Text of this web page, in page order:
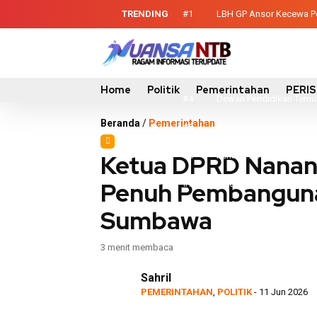
TRENDING #1 LBH GP Ansor Kecewa
#2 Sinergi Eksekutif-
Dewan Pendidikan
#5
#6 Perkuat Kolaborasi,
#7 Sinergi TNI-Pemda
Home Politik Pemerintahan
Beranda / Pemerintahan
Ketua DPRD
Penuh
Sumbawa
3 menit membaca
Sahril
PEMERINTAHAN POLITIK - 11 Jun 2026